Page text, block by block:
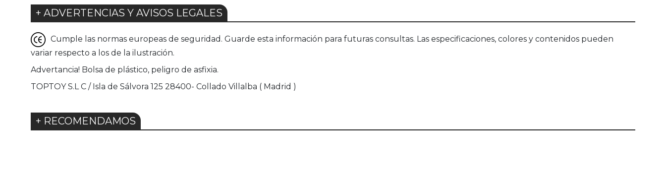
+ ADVERTENCIAS Y AVISOS LEGALES
Cumple las normas europeas de seguridad. Guarde esta información para futuras consultas. Las especificaciones, colores y contenidos pueden
variar respecto a los de la ilustración.
Advertancia! Bolsa de plástico, peligro de asfixia.
TOPTOY S.L C / Isla de Sálvora 125 28400- Collado Villalba ( Madrid )
+ RECOMENDAMOS